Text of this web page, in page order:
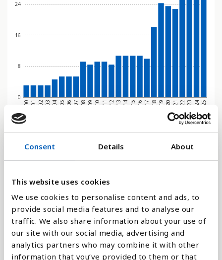
Consent Details About
This website uses cookies
We use cookies to personalise content and ads, to
provide social media features and to analyse our
traffic. We also share information about your use of
our site with our social media, advertising and
analytics partners who may combine it with other
information that you’ve provided to them or that
0
8
16
24
2000 2001 2002 2003 2004 2005 2006 2007 2008 2009 2010 2011 2012 2013 2014 2015 2016 2017 2018 2019 2020 2021 2022 2023 2024 2025
Stapeldiagram
Jämför med: